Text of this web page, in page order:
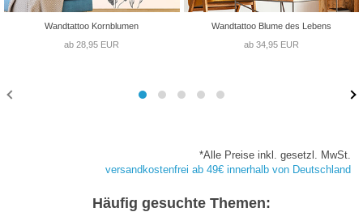
Wandtattoo Kornblumen
ab 28,95 EUR
Wandtattoo Blume des Lebens
ab 34,95 EUR
*Alle Preise inkl. gesetzl. MwSt.
versandkostenfrei ab 49€ innerhalb von Deutschland
Häufig gesuchte Themen: